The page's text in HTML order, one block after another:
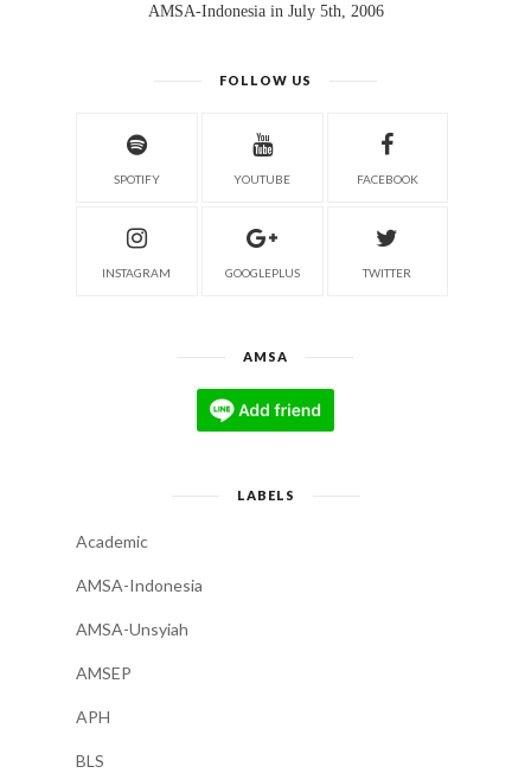
AMSA-Indonesia in July 5th, 2006
FOLLOW US
SPOTIFY YOUTUBE FACEBOOK
INSTAGRAM GOOGLEPLUS TWITTER
AMSA
LABELS
Academic
AMSA-Indonesia
AMSA-Unsyiah
AMSEP
APH
BLS